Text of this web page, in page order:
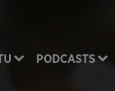
PODCASTS